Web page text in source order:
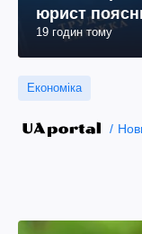
юрист
19 годин тому
Економіка